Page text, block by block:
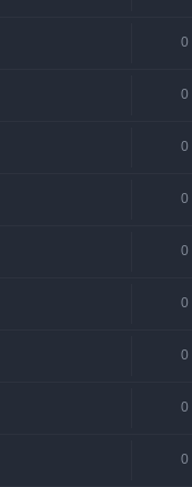
0
0
0
0
0
0
0
0
0